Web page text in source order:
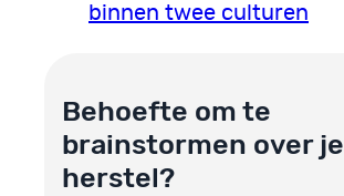
binnen twee culturen
Behoefte om te
brainstormen over je
herstel?